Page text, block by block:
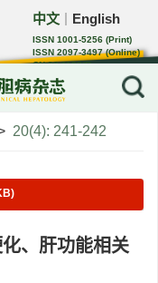
中文 English
ISSN 1001-5256 (Print)
ISSN 2097-3497 (Online)
CN 22-1108/R
20(4): 241-242
、肝功能相关